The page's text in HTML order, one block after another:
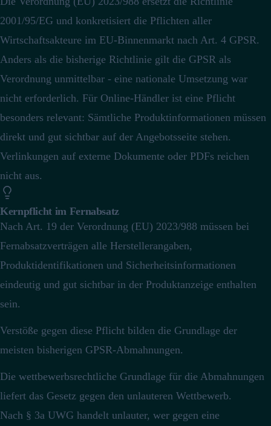
2001/95/EG und konkretisiert die Pflichten aller
Wirtschaftsakteure im EU-Binnenmarkt nach Art. 4 GPSR.
Anders als die bisherige Richtlinie gilt die GPSR als
Verordnung unmittelbar - eine nationale Umsetzung war
nicht erforderlich. Für Online-Händler ist eine Pflicht
besonders relevant: Sämtliche Produktinformationen müssen
direkt und gut sichtbar auf der Angebotsseite stehen.
Verlinkungen auf externe Dokumente oder PDFs reichen
nicht aus.
Kernpflicht im Fernabsatz
Nach Art. 19 der Verordnung (EU) 2023/988 müssen bei
Fernabsatzverträgen alle Herstellerangaben,
Produktidentifikationen und Sicherheitsinformationen
eindeutig und gut sichtbar in der Produktanzeige enthalten
sein.
Verstöße gegen diese Pflicht bilden die Grundlage der
meisten bisherigen GPSR-Abmahnungen.
Die wettbewerbsrechtliche Grundlage für die Abmahnungen
liefert das Gesetz gegen den unlauteren Wettbewerb.
Nach § 3a UWG handelt unlauter, wer gegen eine